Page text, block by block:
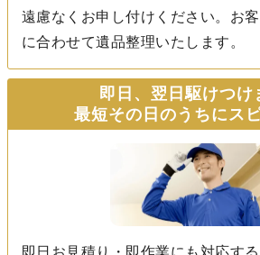
遠慮なくお申し付けください。お
に合わせて遺品整理いたします。
即日、翌日駆けつけ
最短その日のうちにス
即日お見積り・即作業にも対応す